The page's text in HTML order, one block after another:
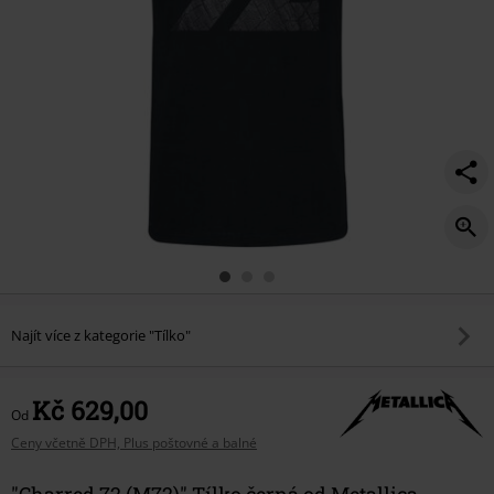
Najít více z kategorie "Tílko"
Od Kč 629,00
Ceny včetně DPH, Plus poštovné a balné